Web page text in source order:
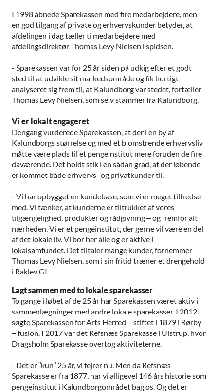
I 1998 åbnede Sparekassen med fire medarbejdere, men
en god tilgang af private og erhvervskunder betyder, at
afdelingen i dag tæller ti medarbejdere med
afdelingsdirektør Thomas Levy Nielsen i spidsen.
- Sparekassen var for 25 år siden på udkig efter et godt
sted til at udvikle sit markedsområde og fik hurtigt
analyseret sig frem til, at Kalundborg var stedet, fortæller
Thomas Levy Nielsen, som selv stammer fra Kalundborg.
Vi er lokalt engageret
Dengang vurderede Sparekassen, at der i en by af
Kalundborgs størrelse og med et blomstrende erhvervsliv
måtte være plads til et pengeinstitut mere foruden de fire
daværende. Det holdt stik i en sådan grad, at der løbende
er kommet både erhvervs- og privatkunder til.
- Vi har opbygget en kundebase, som vi er meget tilfredse
med. Vi tænker, at kunderne er tiltrukket af vores
tilgængelighed, produkter og rådgivning – og fremfor alt
nærheden. Vi er et pengeinstitut, der gerne vil være en del
af det lokale liv. Vi bor her alle og er aktive i
lokalsamfundet. Det tiltaler mange kunder, fornemmer
Thomas Levy Nielsen, som i sin fritid træner et drengehold
i Raklev GI.
Lagt sammen med to lokale sparekasser
To gange i løbet af de 25 år har Sparekassen været aktiv i
sammenlægninger med andre lokale sparekasser. I 2012
søgte Sparekassen for Arts Herred – stiftet i 1879 i Rørby
– fusion. I 2017 var det Refsnæs Sparekasse i Ulstrup, hvor
Dragsholm Sparekasse overtog aktiviteterne.
- Det er ”kun” 25 år, vi fejrer nu. Men da Refsnæs
Sparekasse er fra 1877, har vi alligevel 146 års historie som
pengeinstitut i Kalundborgområdet bag os. Og det er